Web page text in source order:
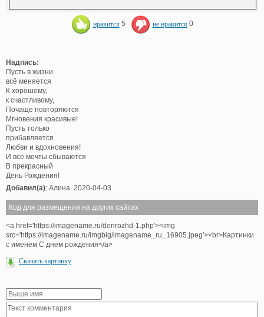
нравится 5 не нравится 0
Надпись:
Пусть в жизни
всё меняется
К хорошему,
к счастливому,
Почаще повторяются
Мгновения красивые!
Пусть только
прибавляется
Любви и вдохновения!
И все мечты сбываются
В прекрасный
День Рождения!
Добавил(а): Алина. 2020-04-03
Код для размещения на других сайтах
<a href='https://imagename.ru/denrozhd-1.php'><img
src='https://imagename.ru/imgbig/imagename_ru_16905.jpeg'><br>Картинки
с именем С днем рождения</a>
Скачать картинку